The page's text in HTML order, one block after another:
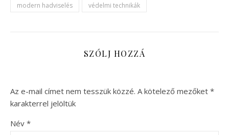
modern hadviselés
védelmi technikák
SZÓLJ HOZZÁ
Az e-mail címet nem tesszük közzé. A kötelező mezőket *
karakterrel jelöltük
Név *